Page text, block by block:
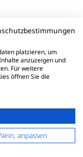
platzieren, um
anzuzeigen und
Für weitere
öffnen Sie die
Nein, anpassen